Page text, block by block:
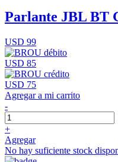
Parlante JBL BT
USD 99
USD 85
USD 75
Agregar a mi carrito
-
+
Agregar
No hay suficiente stock